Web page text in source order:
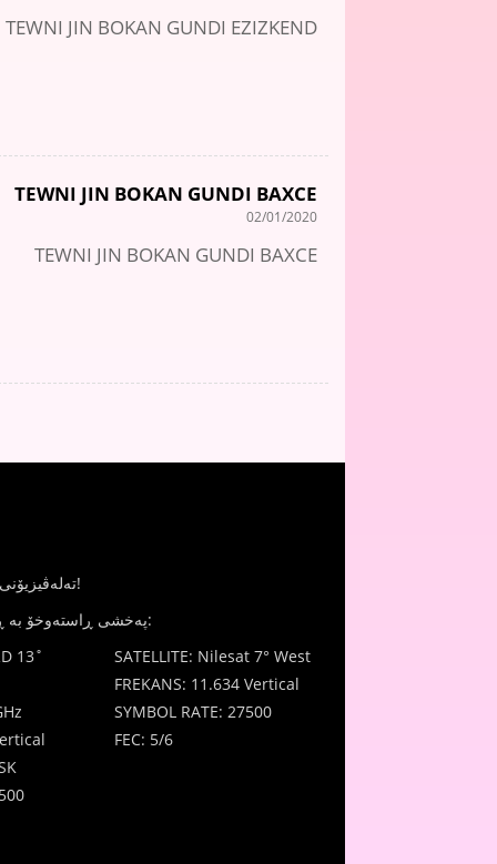
TEWNI JIN BOKAN GUNDI EZIZKEND
TEWNI JIN BOKAN GUNDI BAXCE
02/01/2020
TEWNI JIN BOKAN GUNDI BAXCE
JinTV - تەلەڤیزیۆنی ژنان بۆ ژنان!
پەخشی ڕاستەوخۆ بە ڕێگای مانگ دەستکرد:
SATELLITE: Nilesat 7° West
FREKANS: 11.634 Vertical
SYMBOL RATE: 27500
FEC: 5/6
13˚